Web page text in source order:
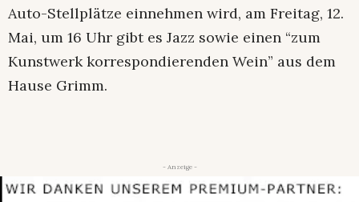
Auto-Stellplätze einnehmen wird, am Freitag, 12.
Mai, um 16 Uhr gibt es Jazz sowie einen “zum
Kunstwerk korrespondierenden Wein” aus dem
Hause Grimm.
- Anzeige -